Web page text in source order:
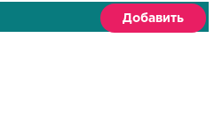
Добавить